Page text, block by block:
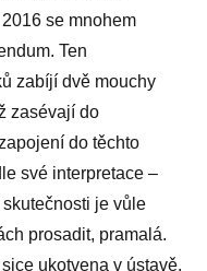
se mnohem
Ten
zabíjí dvě mouchy
zasévají do
do těchto
své interpretace –
je vůle
prosadit, pramalá.
ukotvena v ústavě,